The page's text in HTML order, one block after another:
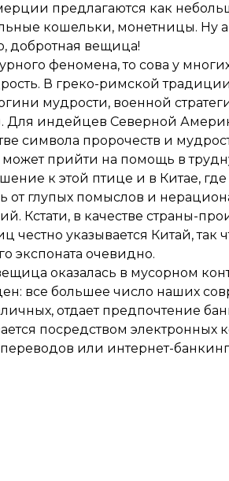
предлагаются как
кошельки, монетницы. Ну а
добротная вещица!
феномена, то сова у
В греко-римской
мудрости, военной
индейцев Северной
символа пророчеств и
может прийти на помощь в
к этой птице и в Китае, где
от глупых помыслов и
Кстати, в качестве страны-
честно указывается Китай, так
экспоната очевидно.
оказалась в мусорном
все большее число наших
отдает предпочтение
посредством электронных
или интернет-